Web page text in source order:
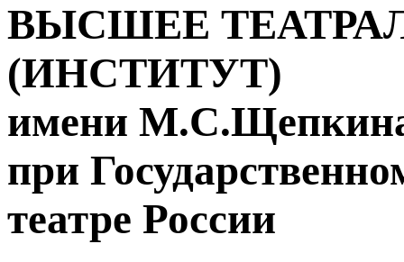
ВЫСШЕЕ
(ИНСТИТУТ)
имени
при
театре России